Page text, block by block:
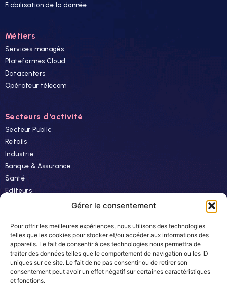
Gérer le consentement
Pour offrir les meilleures expériences, nous utilisons des technologies
telles que les cookies pour stocker et/ou accéder aux informations des
appareils. Le fait de consentir à ces technologies nous permettra de
traiter des données telles que le comportement de navigation ou les ID
uniques sur ce site. Le fait de ne pas consentir ou de retirer son
consentement peut avoir un effet négatif sur certaines caractéristiques
et fonctions.
Fiabilisation de la donnée
Métiers
Services managés
Plateformes Cloud
Datacenters
Opérateur télécom
Secteurs d'activité
Secteur Public
Retails
Industrie
Banque & Assurance
Santé
Editeurs
Ressources
Actualités
Evénements
Autres